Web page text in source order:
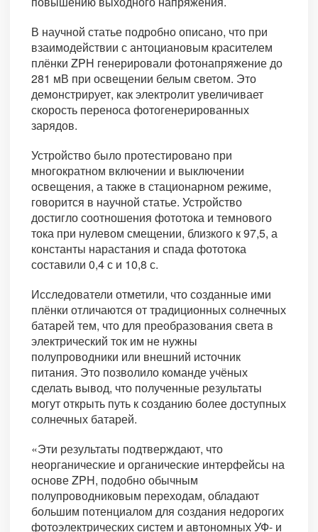
В научной статье подробно описано, что при
взаимодействии с антоциановым красителем
плёнки ZPH генерировали фотонапряжение до
281 мВ при освещении белым светом. Это
демонстрирует, как электролит увеличивает
скорость переноса фотогенерированных
зарядов.
Устройство было протестировано при
многократном включении и выключении
освещения, а также в стационарном режиме,
говорится в научной статье. Устройство
достигло соотношения фототока и темнового
тока при нулевом смещении, близкого к 97,5, а
константы нарастания и спада фототока
составили 0,4 с и 10,8 с.
Исследователи отметили, что созданные ими
плёнки отличаются от традиционных солнечных
батарей тем, что для преобразования света в
электрический ток им не нужны
полупроводники или внешний источник
питания. Это позволило команде учёных
сделать вывод, что полученные результаты
могут открыть путь к созданию более доступных
солнечных батарей.
«Эти результаты подтверждают, что
неорганические и органические интерфейсы на
основе ZPH, подобно обычным
полупроводниковым переходам, обладают
большим потенциалом для создания недорогих
фотоэлектрических систем и автономных УФ- и